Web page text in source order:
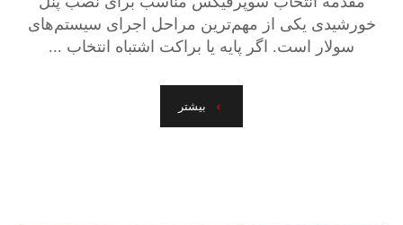
خورشیدی یکی از مهم‌ترین مراحل اجرای سیستم‌های
سولار است. اگر پایه یا براکت اشتباه انتخاب ...
بیشتر